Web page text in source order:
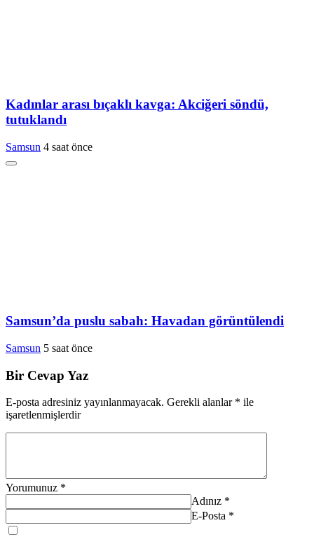
Kadınlar arası bıçaklı kavga: Akciğeri söndü,
tutuklandı
Samsun 4 saat önce
Samsun’da puslu sabah: Havadan görüntülendi
Samsun 5 saat önce
Bir Cevap Yaz
E-posta adresiniz yayınlanmayacak. Gerekli alanlar * ile
işaretlenmişlerdir
Yorumunuz *
Adınız *
E-Posta *